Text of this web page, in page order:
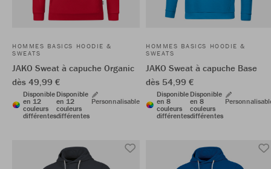
HOMMES BASICS HOODIE &
SWEATS
JAKO Sweat à capuche Organic
dès 49,99 €
Disponible
en 12
couleurs
différentes
Disponible
en 12
couleurs
différentes
Personnalisable
HOMMES BASICS HOODIE &
SWEATS
JAKO Sweat à capuche Base
dès 54,99 €
Disponible
en 8
couleurs
différentes
Disponible
en 8
couleurs
différentes